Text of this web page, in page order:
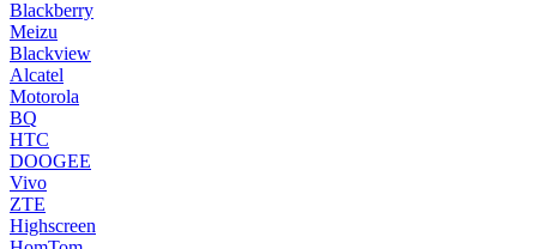
Blackberry
Meizu
Blackview
Alcatel
Motorola
BQ
HTC
DOOGEE
Vivo
ZTE
Highscreen